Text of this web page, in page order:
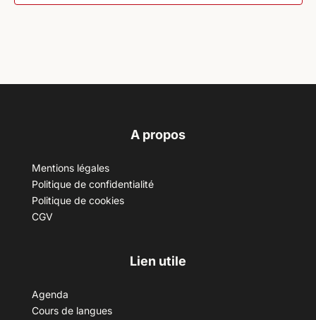
A propos
Mentions légales
Politique de confidentialité
Politique de cookies
CGV
Lien utile
Agenda
Cours de langues